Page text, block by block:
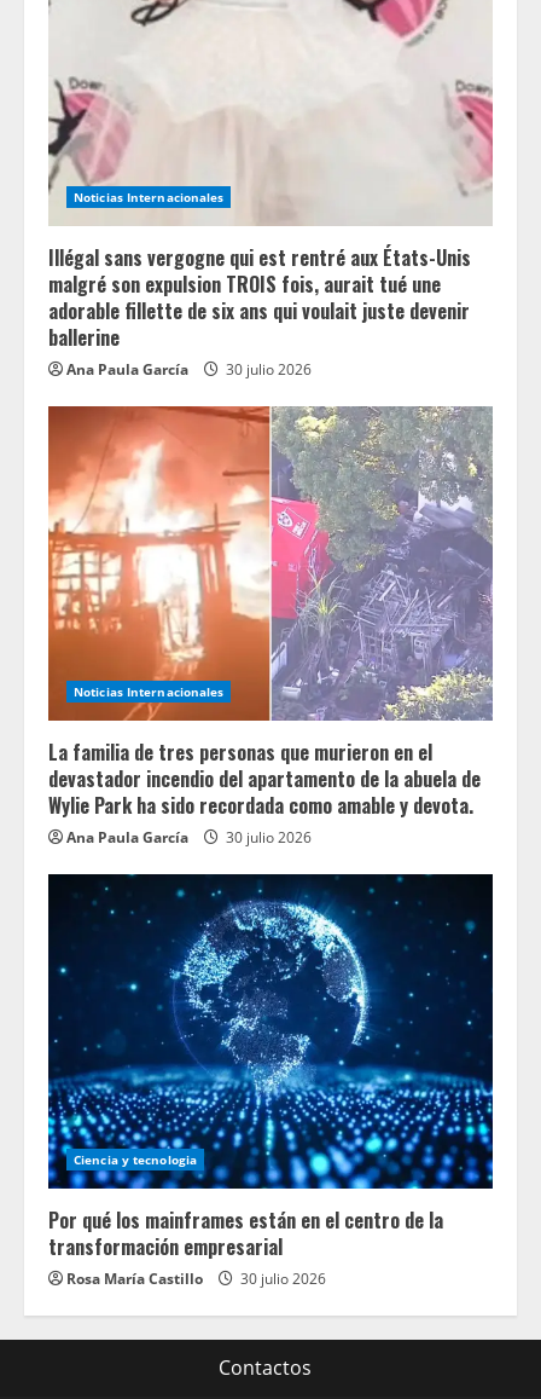
Noticias Internacionales
Illégal sans vergogne qui est rentré aux États-Unis
malgré son expulsion TROIS fois, aurait tué une
adorable fillette de six ans qui voulait juste devenir
ballerine
Ana Paula García 30 julio 2026
Noticias Internacionales
La familia de tres personas que murieron en el
devastador incendio del apartamento de la abuela de
Wylie Park ha sido recordada como amable y devota.
Ana Paula García 30 julio 2026
Ciencia y tecnologia
Por qué los mainframes están en el centro de la
transformación empresarial
Rosa María Castillo 30 julio 2026
Contactos